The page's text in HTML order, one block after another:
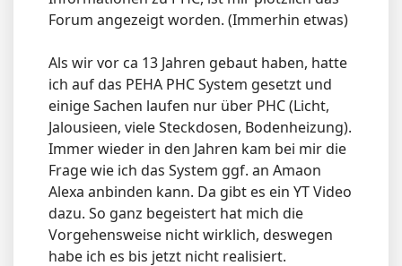
Forum angezeigt worden. (Immerhin etwas)
Als wir vor ca 13 Jahren gebaut haben, hatte
ich auf das PEHA PHC System gesetzt und
einige Sachen laufen nur über PHC (Licht,
Jalousieen, viele Steckdosen, Bodenheizung).
Immer wieder in den Jahren kam bei mir die
Frage wie ich das System ggf. an Amaon
Alexa anbinden kann. Da gibt es ein YT Video
dazu. So ganz begeistert hat mich die
Vorgehensweise nicht wirklich, deswegen
habe ich es bis jetzt nicht realisiert.